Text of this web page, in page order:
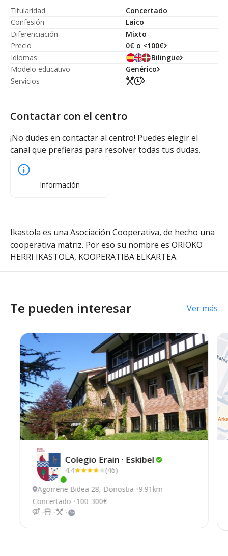
Titularidad
Concertado
Confesión
Laico
Diferenciación
Mixto
Precio
0€ o <100€
Idiomas
Bilingüe
Modelo educativo
Genérico
Servicios
Contactar con el centro
¡No dudes en contactar al centro! Puedes elegir el
canal que prefieras para resolver todas tus dudas.
Información
Ikastola es una Asociación Cooperativa, de hecho una
cooperativa matriz. Por eso su nombre es ORIOKO
HERRI IKASTOLA, KOOPERATIBA ELKARTEA.
Te pueden interesar Ver más
Este centro ha estado online recientemente
Colegio Erain · Eskibel
4.4
(46)
Agorrene Bidea 28, Donostia 9.91km
Concertado
100-300€